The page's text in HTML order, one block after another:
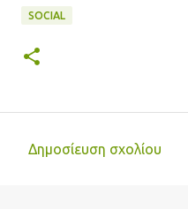
SOCIAL
Δημοσίευση σχολίου